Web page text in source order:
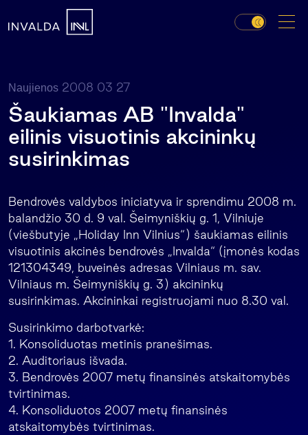
Naujienos 2008 03 27
Šaukiamas AB "Invalda"
eilinis visuotinis akcininkų
susirinkimas
Bendrovės valdybos iniciatyva ir sprendimu 2008 m.
balandžio 30 d. 9 val. Šeimyniškių g. 1, Vilniuje
(viešbutyje „Holiday Inn Vilnius“) šaukiamas eilinis
visuotinis akcinės bendrovės „Invalda“ (įmonės kodas
121304349, buveinės adresas Vilniaus m. sav.
Vilniaus m. Šeimyniškių g. 3) akcininkų
susirinkimas. Akcininkai registruojami nuo 8.30 val.
Susirinkimo darbotvarkė:
1. Konsoliduotas metinis pranešimas.
2. Auditoriaus išvada.
3. Bendrovės 2007 metų finansinės atskaitomybės
tvirtinimas.
4. Konsoliduotos 2007 metų finansinės
atskaitomybės tvirtinimas.